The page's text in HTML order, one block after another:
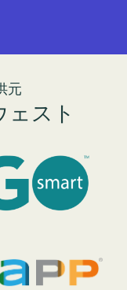
元
スト